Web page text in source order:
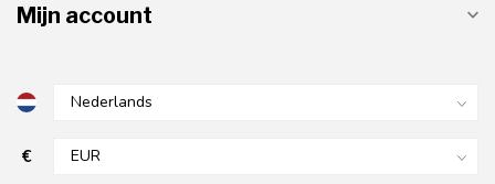
Mijn account
€